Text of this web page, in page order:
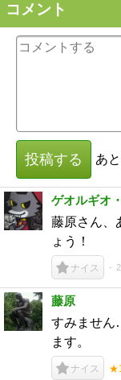
コメント
投稿する あと
ゲオルギオ
藤原さん、
ょう！
ナイス
藤原
すみません
ます。
ナイス